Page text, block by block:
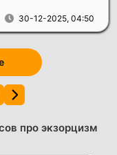
30-12-2025, 04:50
про экзорцизм